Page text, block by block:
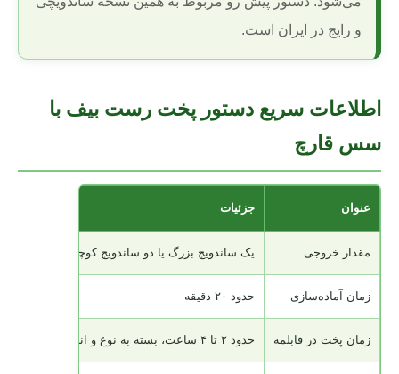
و رایج در ایران است.
اطلاعات سریع دستور پخت رست بیف با
سس قارچ
عنوان جزئیات
مقدار خروجی یک ساندویچ بزرگ یا دو ساندویچ کوچک
زمان آماده‌سازی حدود ۲۰ دقیقه
زمان پخت در قابلمه حدود ۲ تا ۴ ساعت، بسته به نوع و اندازه گوشت